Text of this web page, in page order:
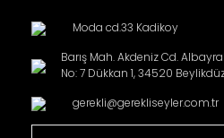
Moda cd.33 Kadikoy
Barış Mah. Akdeniz Cd.
No: 7 Dükkan 1, 34520
gerekli@gerekliseyler.com.tr